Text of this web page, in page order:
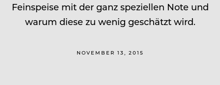
Feinspeise mit der ganz speziellen Note und
warum diese zu wenig geschätzt wird.
NOVEMBER 13, 2015